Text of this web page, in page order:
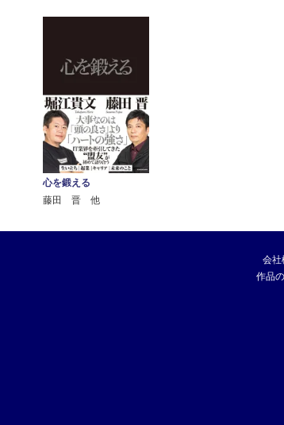
心を鍛える
藤田 晋 他
会社
作品